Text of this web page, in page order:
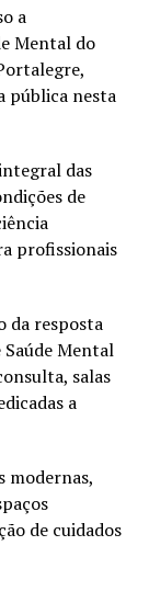
a
Mental do
pública nesta
das
de
profissionais
da resposta
Saúde Mental
salas
a
modernas,
de cuidados